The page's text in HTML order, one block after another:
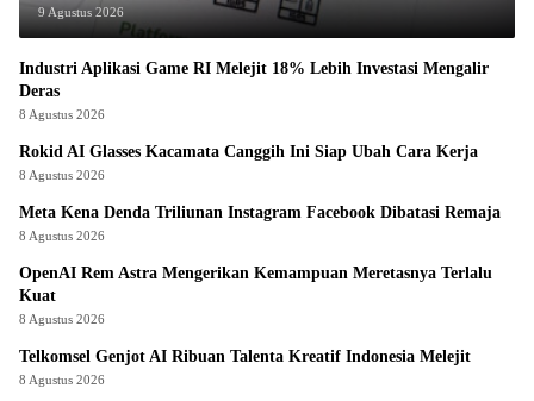
9 Agustus 2026
Industri Aplikasi Game RI Melejit 18% Lebih Investasi Mengalir
Deras
8 Agustus 2026
Rokid AI Glasses Kacamata Canggih Ini Siap Ubah Cara Kerja
8 Agustus 2026
Meta Kena Denda Triliunan Instagram Facebook Dibatasi Remaja
8 Agustus 2026
OpenAI Rem Astra Mengerikan Kemampuan Meretasnya Terlalu
Kuat
8 Agustus 2026
Telkomsel Genjot AI Ribuan Talenta Kreatif Indonesia Melejit
8 Agustus 2026